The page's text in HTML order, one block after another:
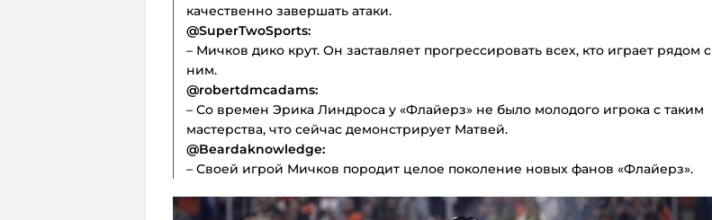
качественно завершать атаки.
@SuperTwoSports:
– Мичков дико крут. Он заставляет прогрессировать всех, кто играет рядом с
ним.
@robertdmcadams:
– Со времен Эрика Линдроса у «Флайерз» не было молодого игрока с таким
мастерства, что сейчас демонстрирует Матвей.
@Beardaknowledge:
– Своей игрой Мичков породит целое поколение новых фанов «Флайерз».